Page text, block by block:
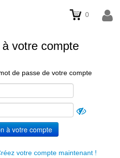
0
votre compte
de passe de votre compte
votre compte maintenant !